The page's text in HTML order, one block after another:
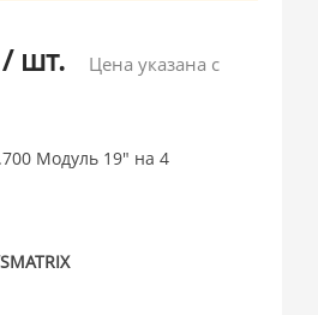
/ шт.
Цена указана с
Модуль 19" на 4